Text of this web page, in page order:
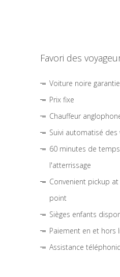
Favori des
Voiture noire garantie
Prix fixe
Chauffeur
Suivi automatisé des
60 minutes de
l'atterrissage
Convenient pickup
point
Sièges enfants
Paiement en et hors
Assistance